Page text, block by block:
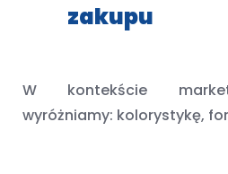
zakupu
W kontekście
wyróżniamy: kolorystykę,